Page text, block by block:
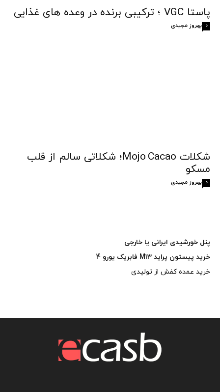
پاستا VGC ؛ ترکیبی برنده در وعده های غذایی
بهروز مجیدی 0
شکلات Mojo Cacao؛ شکلاتی سالم از قلب
مسکو
بهروز مجیدی 0
پنل خورشیدی ایرانی یا خارجی
خرید پیستون پراید M13 فابریک یورو 4
خرید عمده کفش از تولیدی